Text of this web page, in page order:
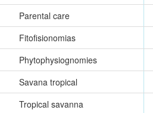
Parental care
Fitofisionomias
Phytophysiognomies
Savana tropical
Tropical savanna